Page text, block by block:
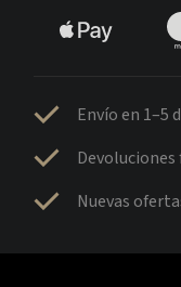
Envío en 1–5
Devoluciones
Nuevas